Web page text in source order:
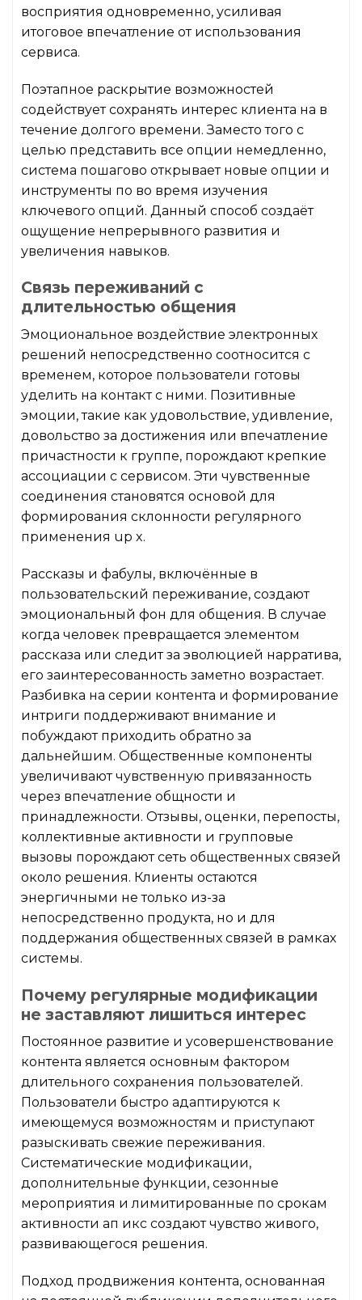
восприятия одновременно, усиливая
итоговое впечатление от использования
сервиса.
Поэтапное раскрытие возможностей
содействует сохранять интерес клиента на в
течение долгого времени. Заместо того с
целью представить все опции немедленно,
система пошагово открывает новые опции и
инструменты по во время изучения
ключевого опций. Данный способ создаёт
ощущение непрерывного развития и
увеличения навыков.
Связь переживаний с
длительностью общения
Эмоциональное воздействие электронных
решений непосредственно соотносится с
временем, которое пользователи готовы
уделить на контакт с ними. Позитивные
эмоции, такие как удовольствие, удивление,
довольство за достижения или впечатление
причастности к группе, порождают крепкие
ассоциации с сервисом. Эти чувственные
соединения становятся основой для
формирования склонности регулярного
применения up x.
Рассказы и фабулы, включённые в
пользовательский переживание, создают
эмоциональный фон для общения. В случае
когда человек превращается элементом
рассказа или следит за эволюцией нарратива,
его заинтересованность заметно возрастает.
Разбивка на серии контента и формирование
интриги поддерживают внимание и
побуждают приходить обратно за
дальнейшим. Общественные компоненты
увеличивают чувственную привязанность
через впечатление общности и
принадлежности. Отзывы, оценки, перепосты,
коллективные активности и групповые
вызовы порождают сеть общественных связей
около решения. Клиенты остаются
энергичными не только из-за
непосредственно продукта, но и для
поддержания общественных связей в рамках
системы.
Почему регулярные модификации
не заставляют лишиться интерес
Постоянное развитие и усовершенствование
контента является основным фактором
длительного сохранения пользователей.
Пользователи быстро адаптируются к
имеющемуся возможностям и приступают
разыскивать свежие переживания.
Систематические модификации,
дополнительные функции, сезонные
мероприятия и лимитированные по срокам
активности ап икс создают чувство живого,
развивающегося решения.
Подход продвижения контента, основанная